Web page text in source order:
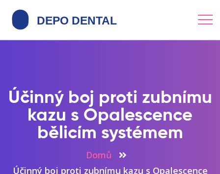
Účinný boj proti zubnímu
kazu s Opalescence
bělicím systémem
Domů
Účinný boj proti zubnímu kazu s Opalescence